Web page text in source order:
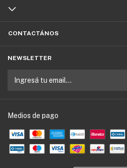
CONTACTÁNOS
NEWSLETTER
Medios de pago